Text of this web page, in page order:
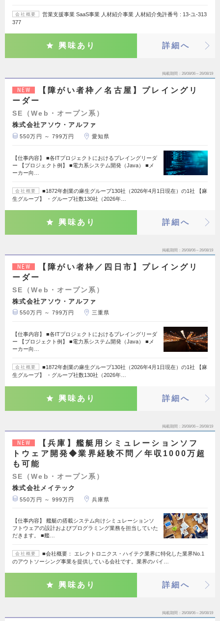
会社概要
営業支援事業 SaaS事業 人材紹介事業 人材紹介免許番号 : 13-ユ-313
377
興味あり 詳細へ
掲載期間 26/08/06～26/08/19
NEW
【障がい者枠／名古屋】プレイングリ
ーダー
SE（Web・オープン系）
株式会社アソウ・アルファ
550万円 ～ 799万円 愛知県
【仕事内容】 ■各ITプロジェクトにおけるプレイングリーダ
ー 【プロジェクト例】 ■電力系システム開発（Java） ■メ
ーカー向…
会社概要
■1872年創業の麻生グループ130社（2026年4月1日現在）の1社 【麻
生グループ】 ・グループ社数130社（2026年…
興味あり 詳細へ
掲載期間 26/08/06～26/08/19
NEW
【障がい者枠／四日市】プレイングリ
ーダー
SE（Web・オープン系）
株式会社アソウ・アルファ
550万円 ～ 799万円 三重県
【仕事内容】 ■各ITプロジェクトにおけるプレイングリーダ
ー 【プロジェクト例】 ■電力系システム開発（Java） ■メ
ーカー向…
会社概要
■1872年創業の麻生グループ130社（2026年4月1日現在）の1社 【麻
生グループ】 ・グループ社数130社（2026年…
興味あり 詳細へ
掲載期間 26/08/06～26/08/19
NEW
【兵庫】艦艇用シミュレーションソフ
トウェア開発◆業界経験不問／年収1000万超
も可能
SE（Web・オープン系）
株式会社メイテック
550万円 ～ 999万円 兵庫県
【仕事内容】 艦艇の搭載システム向けシミュレーションソ
フトウェアの設計およびプログラミング業務を担当していた
だきます。 ■艦…
会社概要
■会社概要： エレクトロニクス・ハイテク業界に特化した業界No.1
のアウトソーシング事業を提供している会社です。業界のパイ…
興味あり 詳細へ
掲載期間 26/08/06～26/08/19